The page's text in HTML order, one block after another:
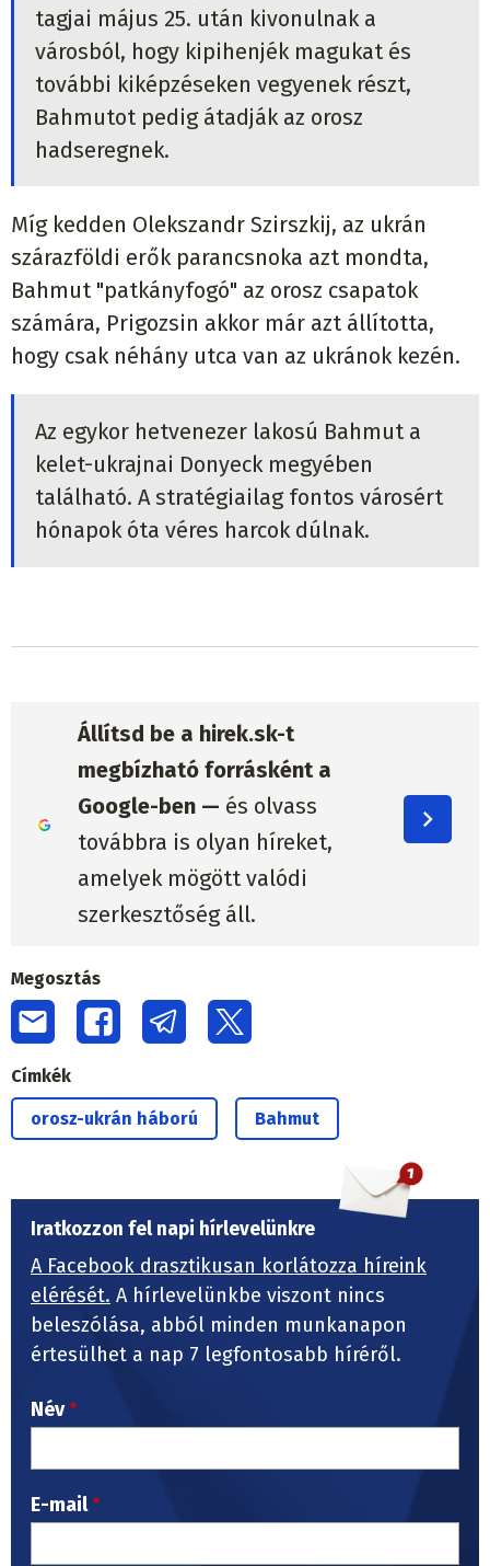
tagjai május 25. után kivonulnak a
városból, hogy kipihenjék magukat és
további kiképzéseken vegyenek részt,
Bahmutot pedig átadják az orosz
hadseregnek.
Míg kedden Olekszandr Szirszkij, az ukrán
szárazföldi erők parancsnoka azt mondta,
Bahmut "patkányfogó" az orosz csapatok
számára, Prigozsin akkor már azt állította,
hogy csak néhány utca van az ukránok kezén.
Az egykor hetvenezer lakosú Bahmut a
kelet-ukrajnai Donyeck megyében
található. A stratégiailag fontos városért
hónapok óta véres harcok dúlnak.
Állítsd be a hirek.sk-t
megbízható forrásként a
Google-ben — és olvass
továbbra is olyan híreket,
amelyek mögött valódi
szerkesztőség áll.
Megosztás
Címkék
orosz-ukrán háború Bahmut
Iratkozzon fel napi hírlevelünkre
A Facebook drasztikusan korlátozza híreink
elérését. A hírlevelünkbe viszont nincs
beleszólása, abból minden munkanapon
értesülhet a nap 7 legfontosabb híréről.
Név
E-mail